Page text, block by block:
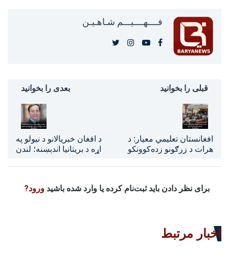
فــــهــــيـــم شـاهـیـن‎‎
قبلی را بخوانید
افغانستان تعلیمي معیار: د
هرات د زرګونو زده‌کوونکو
تر اسمان لاندې زده‌کړو ته
بعدی را بخوانید
د افغان خبریالانو د نیولو په
اړه د بریتانیا اندېښنه؛ لندن
خوندیتوب غوښتنه وکړه
برای نظر دادن باید ثبت‌نام کرده یا وارد شده باشیدورود?
اخبار مرتبط